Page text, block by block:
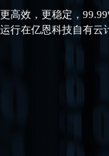
更高效，更稳定，
运行在亿恩科技自有云